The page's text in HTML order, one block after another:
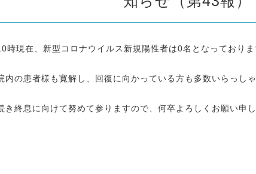
時現在、新型コロナウイルス新規陽性者は0名となっておりま
内の患者様も寛解し、回復に向かっている方も多数いらっしゃ
き終息に向けて努めて参りますので、何卒よろしくお願い申し